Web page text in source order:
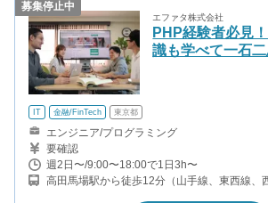
募集停止中
エファタ株式会社
PHP経験者必見
識も学べて一石
IT 金融/FinTech 東京都
エンジニア/プログラミング
要確認
週2日〜/9:00〜18:00で1日3h〜
高田馬場駅から徒歩12分（山手線、東西線、